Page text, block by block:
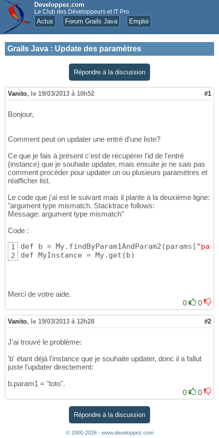
Developpez.com
Le Club des Développeurs et IT Pro
Actus Forum Grails Java Emploi
Grails Java : Update des paramètres
Répondre à la discussion
Vanito, le 19/03/2013 à 10h52 #1
Bonjour,
Comment peut on updater une entré d'une liste?
Ce que je fais à présent c'est de récupérer l'id de l'entré
(instance) que je souhaite updater, mais ensuite je ne sais pas
comment procéder pour updater un ou plusieurs paramètres et
réafficher list.
Le code que j'ai est le suivant mais il plante à la deuxième ligne:
"argument type mismatch. Stacktrace follows:
Message: argument type mismatch"
Code :
1
2
def b = My.findByParam1AndParam2 (params [
def MyInstance = My.get ( b)
Merci de votre aide.
0
0
Vanito, le 19/03/2013 à 12h28 #2
J'ai trouvé le problème:
'b' étant déjà l'instance que je souhaite updater, donc il a fallut
juste l'updater directement:
b.param1 = "toto".
0
0
Répondre à la discussion
© 2000-2026 - www.developpez.com